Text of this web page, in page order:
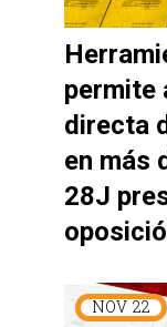
permite
directa
en más
28J
NOV 22